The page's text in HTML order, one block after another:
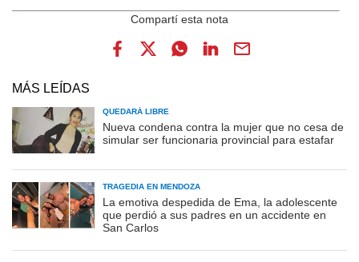
MÁS LEÍDAS
QUEDARÁ LIBRE
Nueva condena contra la mujer que no cesa de
simular ser funcionaria provincial para estafar
TRAGEDIA EN MENDOZA
La emotiva despedida de Ema, la adolescente
que perdió a sus padres en un accidente en
San Carlos